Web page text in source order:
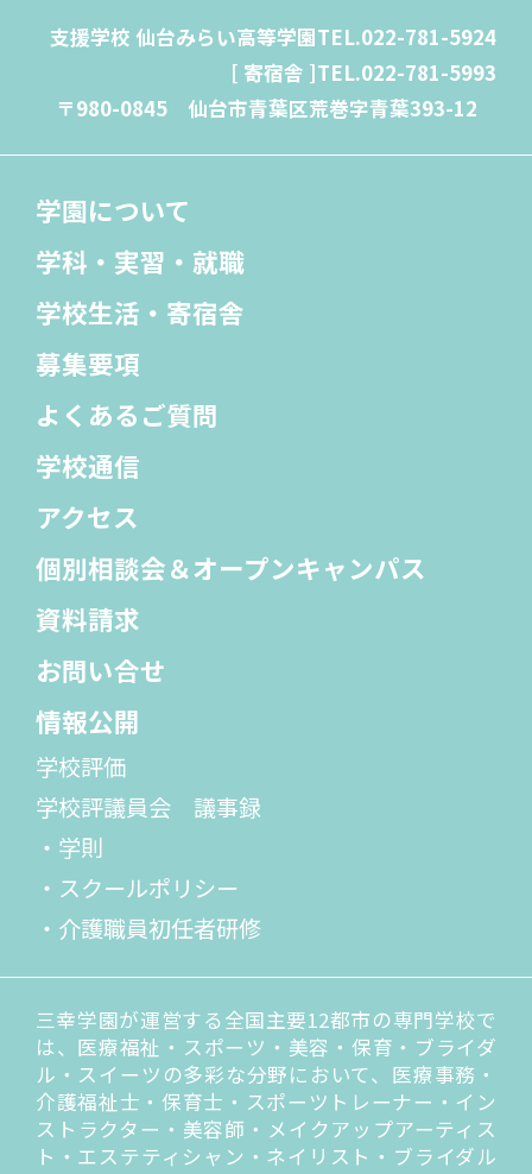
支援学校 仙台みらい高等学園TEL.022-781-5924
[ 寄宿舎 ]TEL.022-781-5993
〒980-0845 仙台市青葉区荒巻字青葉393-12
学園について
学科・実習・就職
学校生活・寄宿舎
募集要項
よくあるご質問
学校通信
アクセス
個別相談会＆オープンキャンパス
資料請求
お問い合せ
情報公開
学校評価
学校評議員会 議事録
・学則
・スクールポリシー
・介護職員初任者研修
三幸学園が運営する全国主要12都市の専門学校で
は、医療福祉・スポーツ・美容・保育・ブライダ
ル・スイーツの多彩な分野において、医療事務・
介護福祉士・保育士・スポーツトレーナー・イン
ストラクター・美容師・メイクアップアーティス
ト・エステティシャン・ネイリスト・ブライダル